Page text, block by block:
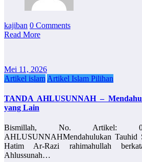
kajiban 0 Comments
Read More
Mei 11, 2026
Artikel islam Artikel Islam Pilihan
TANDA AHLUSUNNAH –
yang Lain
Bismillah, No. Artikel:
AHLUSUNNAHMendahulukan Tauhid
Hatim Ar-Razi rahimahullah
Ahlussunah…